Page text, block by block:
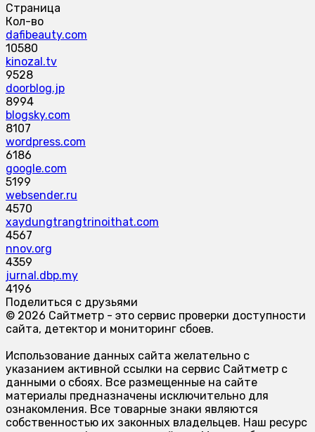
Страница
Кол-во
dafibeauty.com
10580
kinozal.tv
9528
doorblog.jp
8994
blogsky.com
8107
wordpress.com
6186
google.com
5199
websender.ru
4570
xaydungtrangtrinoithat.com
4567
nnov.org
4359
jurnal.dbp.my
4196
Поделиться с друзьями
© 2026 Сайтметр - это сервис проверки доступности
сайта, детектор и мониторинг сбоев.
Использование данных сайта желательно с
указанием активной ссылки на сервис Сайтметр с
данными о сбоях. Все размещенные на сайте
материалы предназначены исключительно для
ознакомления. Все товарные знаки являются
собственностью их законных владельцев. Наш ресурс